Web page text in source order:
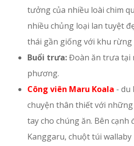
tưởng của nhiều loài chim
nhiều chủng loại lan tuyệt
thái gần giống với khu rừng
Buổi trưa:Đoàn ăn trưa tại
phương.
Công viên Maru Koala - du
chuyện thân thiết với
tay cho chúng ăn. Bên cạnh
Kanggaru, chuột túi